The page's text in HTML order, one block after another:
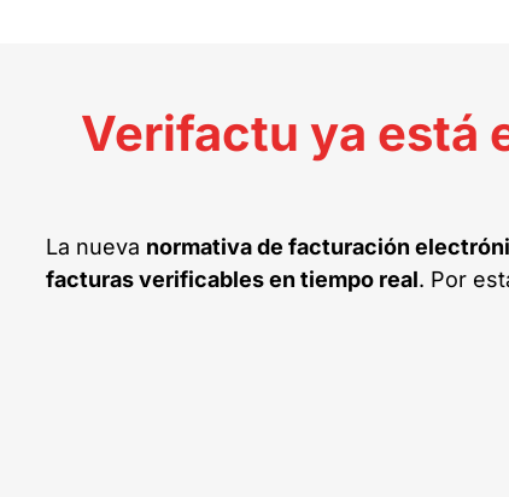
Verifactu ya está
La nueva normativa de facturación
facturas verificables en tiempo real. Por